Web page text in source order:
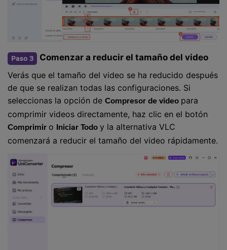
Paso 3
Comenzar a reducir el tamaño del video
Verás que el tamaño del video se ha reducido después
de que se realizan todas las configuraciones. Si
seleccionas la opción de Compresor de video para
comprimir videos directamente, haz clic en el botón
Comprimir o Iniciar Todo y la alternativa VLC
comenzará a reducir el tamaño del video rápidamente.